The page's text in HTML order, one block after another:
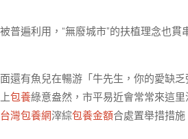
普遍利用，“無廢城市”的扶植理念也貫
還有魚兒在暢游「牛先生，你的愛缺乏
包養綠意盎然，市平易近會常常來這里
台灣包養網滓綜包養金額合處置舉措措施